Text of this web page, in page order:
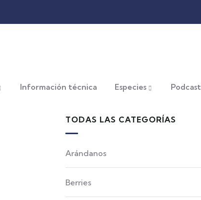
Información técnica Especies Podcast
TODAS LAS CATEGORÍAS
Arándanos
Berries